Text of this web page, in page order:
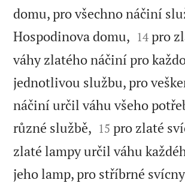
domu, pro všechno náčiní
Hospodinova domu, 

14 pro
váhy zlatého náčiní pro
jednotlivou službu, pro
náčiní určil váhu všeho
různé službě, 

15 pro zlaté
zlaté lampy určil váhu
jeho lamp, pro stříbrné